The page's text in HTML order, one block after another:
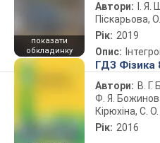
показати
обкладинку
Автори:
І. Я.
Піскарьова,
Рік: 2019
Опис:
ГДЗ Фізика
Автори: В. Г.
Ф. Я.
Кірюхіна, С.
Рік: 2016